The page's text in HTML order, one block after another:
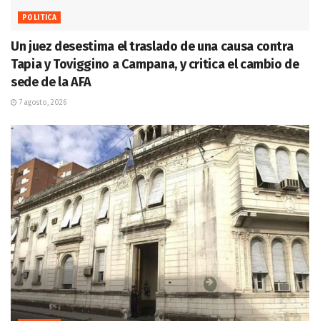
POLITICA
Un juez desestima el traslado de una causa contra
Tapia y Toviggino a Campana, y critica el cambio de
sede de la AFA
7 agosto, 2026